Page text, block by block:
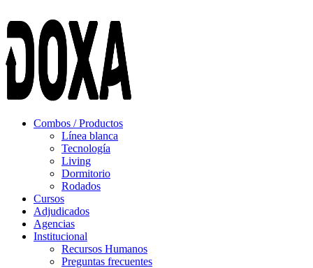
Combos / Productos
Línea blanca
Tecnología
Living
Dormitorio
Rodados
Cursos
Adjudicados
Agencias
Institucional
Recursos Humanos
Preguntas frecuentes